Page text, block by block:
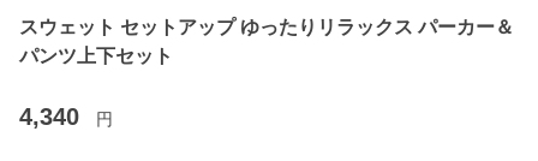
スウェット セットアップ ゆったりリラックス パーカー＆
パンツ上下セット
4,340 円